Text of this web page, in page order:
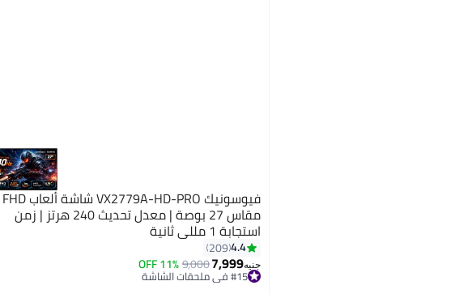
فيوسونيك VX2779A-HD-PRO شاشة ألعاب FHD
مقاس 27 بوصة | معدل تحديث 240 هرتز | زمن
استجابة 1 مللي ثانية
4.4
209
جنيه7,999
9,000
11% OFF #15 في ملحقات الشاشة
توصيل مجاني